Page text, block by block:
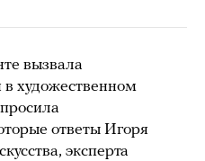
вызвала
в художественном
ответы Игоря
эксперта